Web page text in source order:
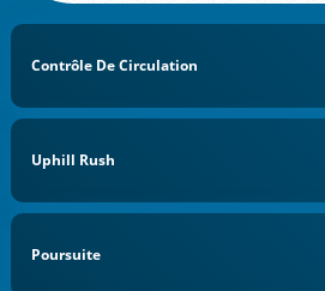
Contrôle De Circulation
Uphill Rush
Poursuite